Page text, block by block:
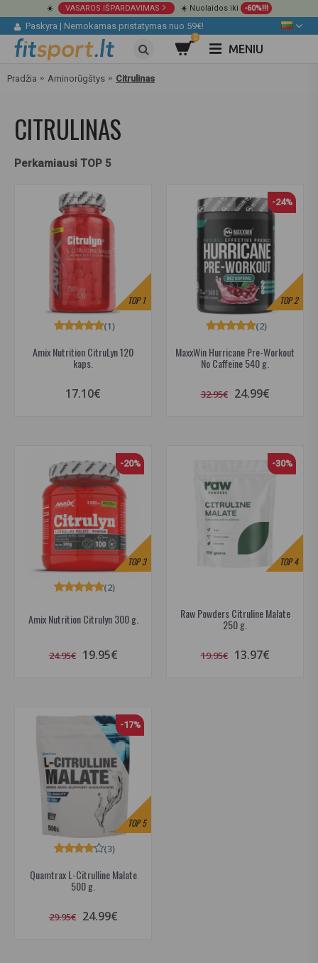
☀️ VASAROS IŠPARDAVIMAS ☀️ Nuolaidos iki -60%!!!
Paskyra | Nemokamas pristatymas nuo 59€!
0
MENIU
Pradžia Aminorūgštys Citrulinas
CITRULINAS
Perkamiausi TOP 5
TOP1
Amix Nutrition CitruLyn 120
kaps.
(1)
17.10€
TOP2
-24%
MaxxWin Hurricane Pre-Workout
No Caffeine 540 g.
(2)
32.95€ 24.99€
TOP3
-20%
Amix Nutrition Citrulyn 300 g.
(2)
24.95€ 19.95€
TOP4
-30%
Raw Powders Citruline Malate
250 g.
19.95€ 13.97€
TOP5
-17%
Quamtrax L-Citrulline Malate
500 g.
(3)
29.95€ 24.99€